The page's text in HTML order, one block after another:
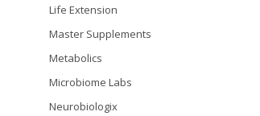
Life Extension
Master Supplements
Metabolics
Microbiome Labs
Neurobiologix